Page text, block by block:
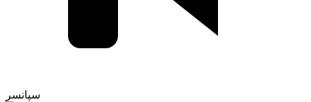
سپانسر